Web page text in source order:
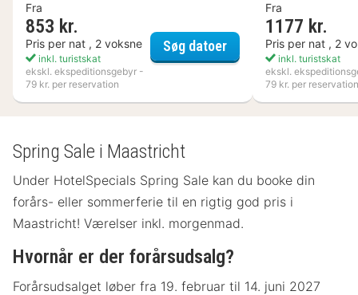
Fra
853 kr.
Pris per nat , 2 voksne
inkl. turistskat
ekskl. ekspeditionsgebyr -
79 kr. per reservation
Søg datoerLiseberg Grand
Fra
1177 kr.
Pris per nat , 2
inkl. turistskat
ekskl.
79 kr. per reservation
Spring Sale i Maastricht
Under HotelSpecials Spring Sale kan du booke din
forårs- eller sommerferie til en rigtig god pris i
Maastricht! Værelser inkl. morgenmad.
Hvornår er der forårsudsalg?
Forårsudsalget løber fra 19. februar til 14. juni 2027